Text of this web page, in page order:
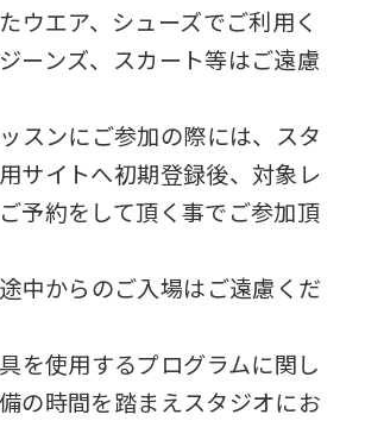
ウエア、シューズでご利用く
ーンズ、スカート等はご遠慮
スンにご参加の際には、スタ
サイトへ初期登録後、対象レ
予約をして頂く事でご参加頂
中からのご入場はご遠慮くだ
を使用するプログラムに関し
の時間を踏まえスタジオにお
differ
from
original
content.
We
that
fully
understand